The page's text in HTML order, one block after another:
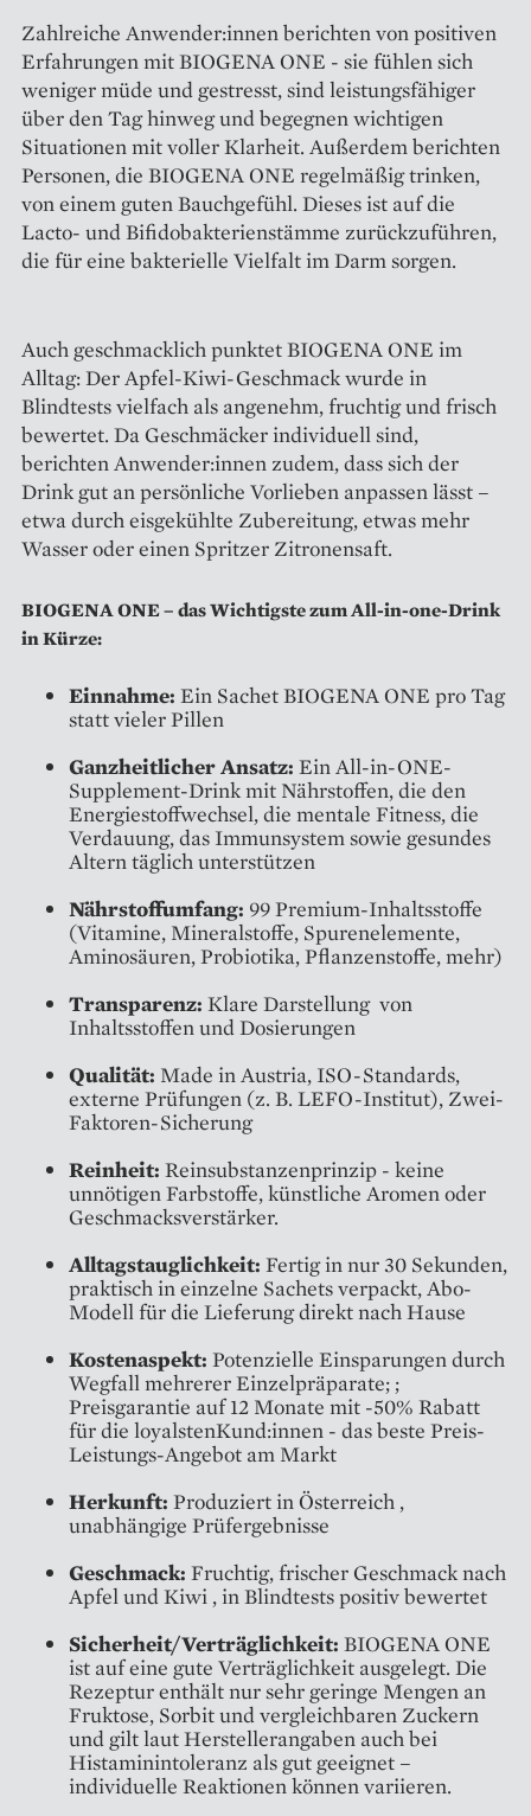
Zahlreiche Anwender:innen berichten von positiven
Erfahrungen mit BIOGENA ONE - sie fühlen sich
weniger müde und gestresst, sind leistungsfähiger
über den Tag hinweg und begegnen wichtigen
Situationen mit voller Klarheit. Außerdem berichten
Personen, die BIOGENA ONE regelmäßig trinken,
von einem guten Bauchgefühl. Dieses ist auf die
Lacto- und Bifidobakterienstämme zurückzuführen,
die für eine bakterielle Vielfalt im Darm sorgen.
Auch geschmacklich punktet BIOGENA ONE im
Alltag: Der Apfel-Kiwi-Geschmack wurde in
Blindtests vielfach als angenehm, fruchtig und frisch
bewertet. Da Geschmäcker individuell sind,
berichten Anwender:innen zudem, dass sich der
Drink gut an persönliche Vorlieben anpassen lässt –
etwa durch eisgekühlte Zubereitung, etwas mehr
Wasser oder einen Spritzer Zitronensaft.
BIOGENA ONE – das Wichtigste zum All-in-one-Drink
in Kürze:
Einnahme: Ein Sachet BIOGENA ONE pro Tag
statt vieler Pillen
Ganzheitlicher Ansatz: Ein All-in-ONE-
Supplement-Drink mit Nährstoffen, die den
Energiestoffwechsel, die mentale Fitness, die
Verdauung, das Immunsystem sowie gesundes
Altern täglich unterstützen
Nährstoffumfang: 99 Premium-Inhaltsstoffe
(Vitamine, Mineralstoffe, Spurenelemente,
Aminosäuren, Probiotika, Pflanzenstoffe, mehr)
Transparenz: Klare Darstellung von
Inhaltsstoffen und Dosierungen
Qualität: Made in Austria, ISO-Standards,
externe Prüfungen (z. B. LEFO-Institut), Zwei-
Faktoren-Sicherung
Reinheit: Reinsubstanzenprinzip - keine
unnötigen Farbstoffe, künstliche Aromen oder
Geschmacksverstärker.
Alltagstauglichkeit: Fertig in nur 30 Sekunden,
praktisch in einzelne Sachets verpackt, Abo-
Modell für die Lieferung direkt nach Hause
Kostenaspekt: Potenzielle Einsparungen durch
Wegfall mehrerer Einzelpräparate; ;
Preisgarantie auf 12 Monate mit -50% Rabatt
für die loyalstenKund:innen - das beste Preis-
Leistungs-Angebot am Markt
Herkunft: Produziert in Österreich ,
unabhängige Prüfergebnisse
Geschmack: Fruchtig, frischer Geschmack nach
Apfel und Kiwi , in Blindtests positiv bewertet
Sicherheit/Verträglichkeit: BIOGENA ONE
ist auf eine gute Verträglichkeit ausgelegt. Die
Rezeptur enthält nur sehr geringe Mengen an
Fruktose, Sorbit und vergleichbaren Zuckern
und gilt laut Herstellerangaben auch bei
Histaminintoleranz als gut geeignet –
individuelle Reaktionen können variieren.